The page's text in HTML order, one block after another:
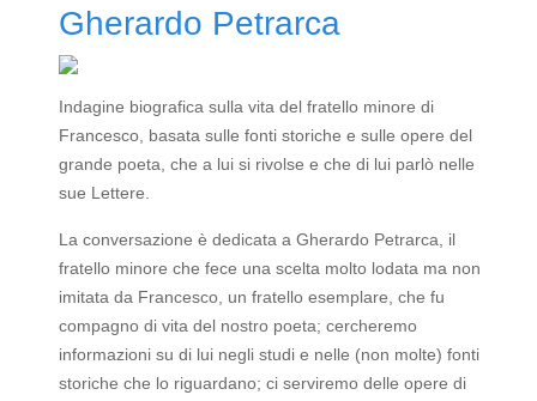
Gherardo Petrarca
Indagine biografica sulla vita del fratello minore di
Francesco, basata sulle fonti storiche e sulle opere del
grande poeta, che a lui si rivolse e che di lui parlò nelle
sue Lettere.
La conversazione è dedicata a Gherardo Petrarca, il
fratello minore che fece una scelta molto lodata ma non
imitata da Francesco, un fratello esemplare, che fu
compagno di vita del nostro poeta; cercheremo
informazioni su di lui negli studi e nelle (non molte) fonti
storiche che lo riguardano; ci serviremo delle opere di